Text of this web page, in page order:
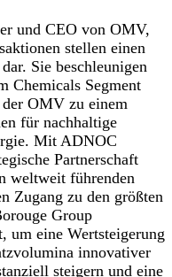
und CEO von OMV,
stellen einen
Sie beschleunigen
Chemicals Segment
OMV zu einem
für nachhaltige
Mit ADNOC
Partnerschaft
weltweit führenden
Zugang zu den größten
Group
um eine Wertsteigerung
innovativer
steigern und eine